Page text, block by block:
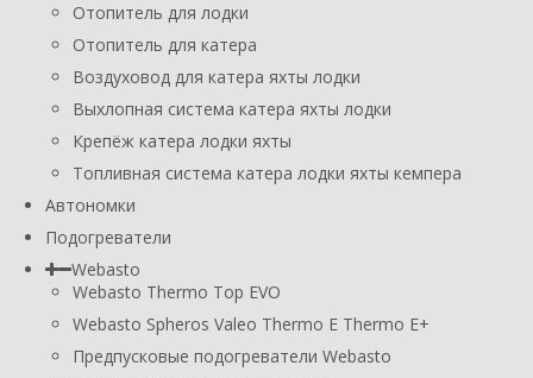
Отопитель для лодки
Отопитель для катера
Воздуховод для катера яхты лодки
Выхлопная система катера яхты лодки
Крепёж катера лодки яхты
Топливная система катера лодки яхты кемпера
Автономки
Подогреватели
Webasto
Webasto Thermo Top EVO
Webasto Spheros Valeo Thermo E Thermo E+
Предпусковые подогреватели Webasto